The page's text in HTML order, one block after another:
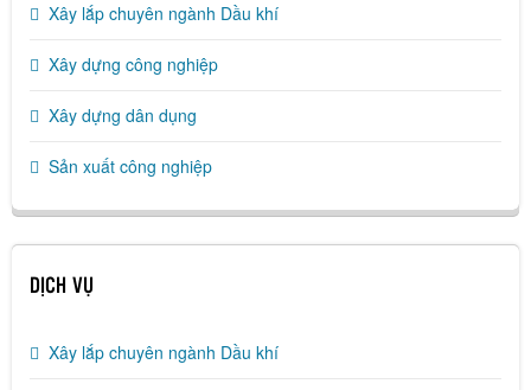
Xây lắp chuyên ngành Dầu khí
Xây dựng công nghiệp
Xây dựng dân dụng
Sản xuất công nghiệp
DỊCH VỤ
Xây lắp chuyên ngành Dầu khí